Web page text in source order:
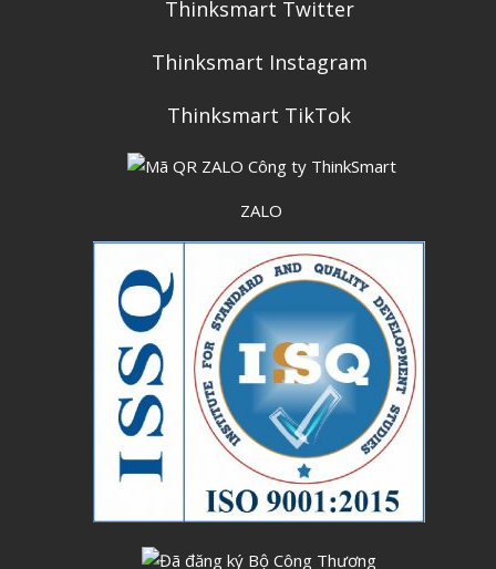
Thinksmart Twitter
Thinksmart Instagram
Thinksmart TikTok
ZALO